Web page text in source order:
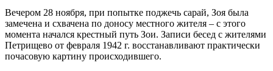
Вечером 28 ноября, при попытке поджечь сарай, Зоя была
замечена и схвачена по доносу местного жителя – с этого
момента начался крестный путь Зои. Записи бесед с жителями
Петрищево от февраля 1942 г. восстанавливают практически
почасовую картину происходившего.